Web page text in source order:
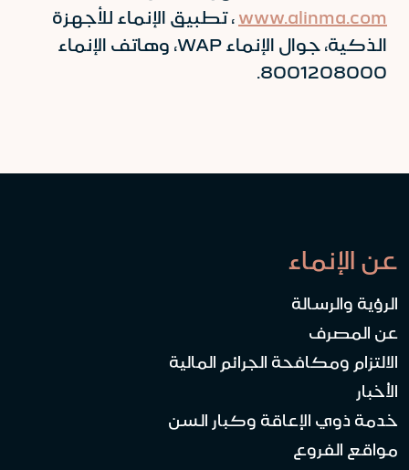
www.alinma.com ، تطبيق الإنماء للأجهزة
الذكية، جوال الإنماء WAP، وهاتف الإنماء
8001208000.
عن الإنماء
الرؤية والرسالة
عن المصرف
الالتزام ومكافحة الجرائم المالية
الأخبار
خدمة ذوي الإعاقة وكبار السن
مواقع الفروع